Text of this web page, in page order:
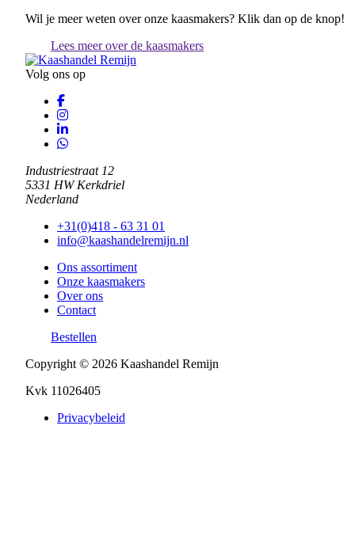
Wil je meer weten over onze kaasmakers? Klik dan op de knop!
Lees meer over de kaasmakers
Volg ons op
Industriestraat 12
5331 HW Kerkdriel
Nederland
+31(0)418 - 63 31 01
info@kaashandelremijn.nl
Ons assortiment
Onze kaasmakers
Over ons
Contact
Bestellen
Copyright © 2026 Kaashandel Remijn
Kvk 11026405
Privacybeleid